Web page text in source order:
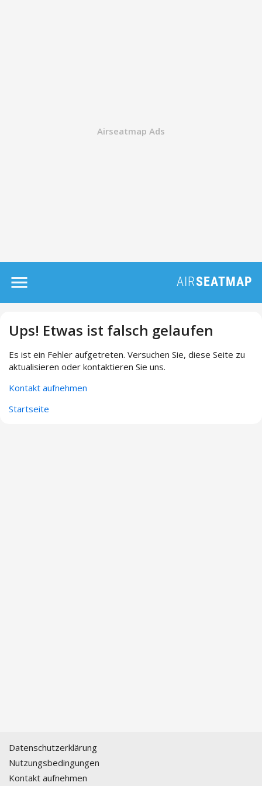
Ups! Etwas ist falsch gelaufen
Es ist ein Fehler aufgetreten. Versuchen Sie, diese Seite zu
aktualisieren oder kontaktieren Sie uns.
Kontakt aufnehmen
Startseite
Datenschutzerklärung
Nutzungsbedingungen
Kontakt aufnehmen